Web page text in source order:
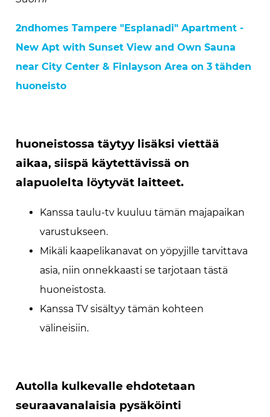
2ndhomes Tampere "Esplanadi" Apartment -
New Apt with Sunset View and Own Sauna
near City Center & Finlayson Area on 3 tähden
huoneisto
huoneistossa täytyy lisäksi viettää
aikaa, siispä käytettävissä on
alapuolelta löytyvät laitteet.
Kanssa taulu-tv kuuluu tämän majapaikan
varustukseen.
Mikäli kaapelikanavat on yöpyjille tarvittava
asia, niin onnekkaasti se tarjotaan tästä
huoneistosta.
Kanssa TV sisältyy tämän kohteen
välineisiin.
Autolla kulkevalle ehdotetaan
seuraavanalaisia pysäköinti